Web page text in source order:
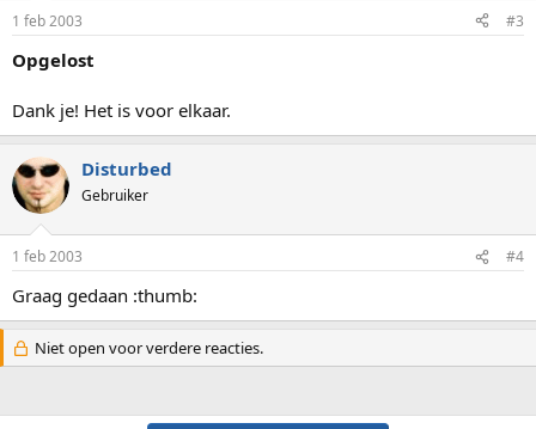
1 feb 2003 #3
Opgelost
Dank je! Het is voor elkaar.
Disturbed
Gebruiker
1 feb 2003 #4
Graag gedaan :thumb:
Niet open voor verdere reacties.